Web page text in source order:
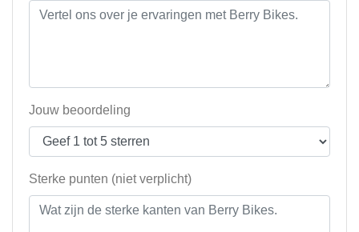
Jouw beoordeling
Sterke punten (niet verplicht)